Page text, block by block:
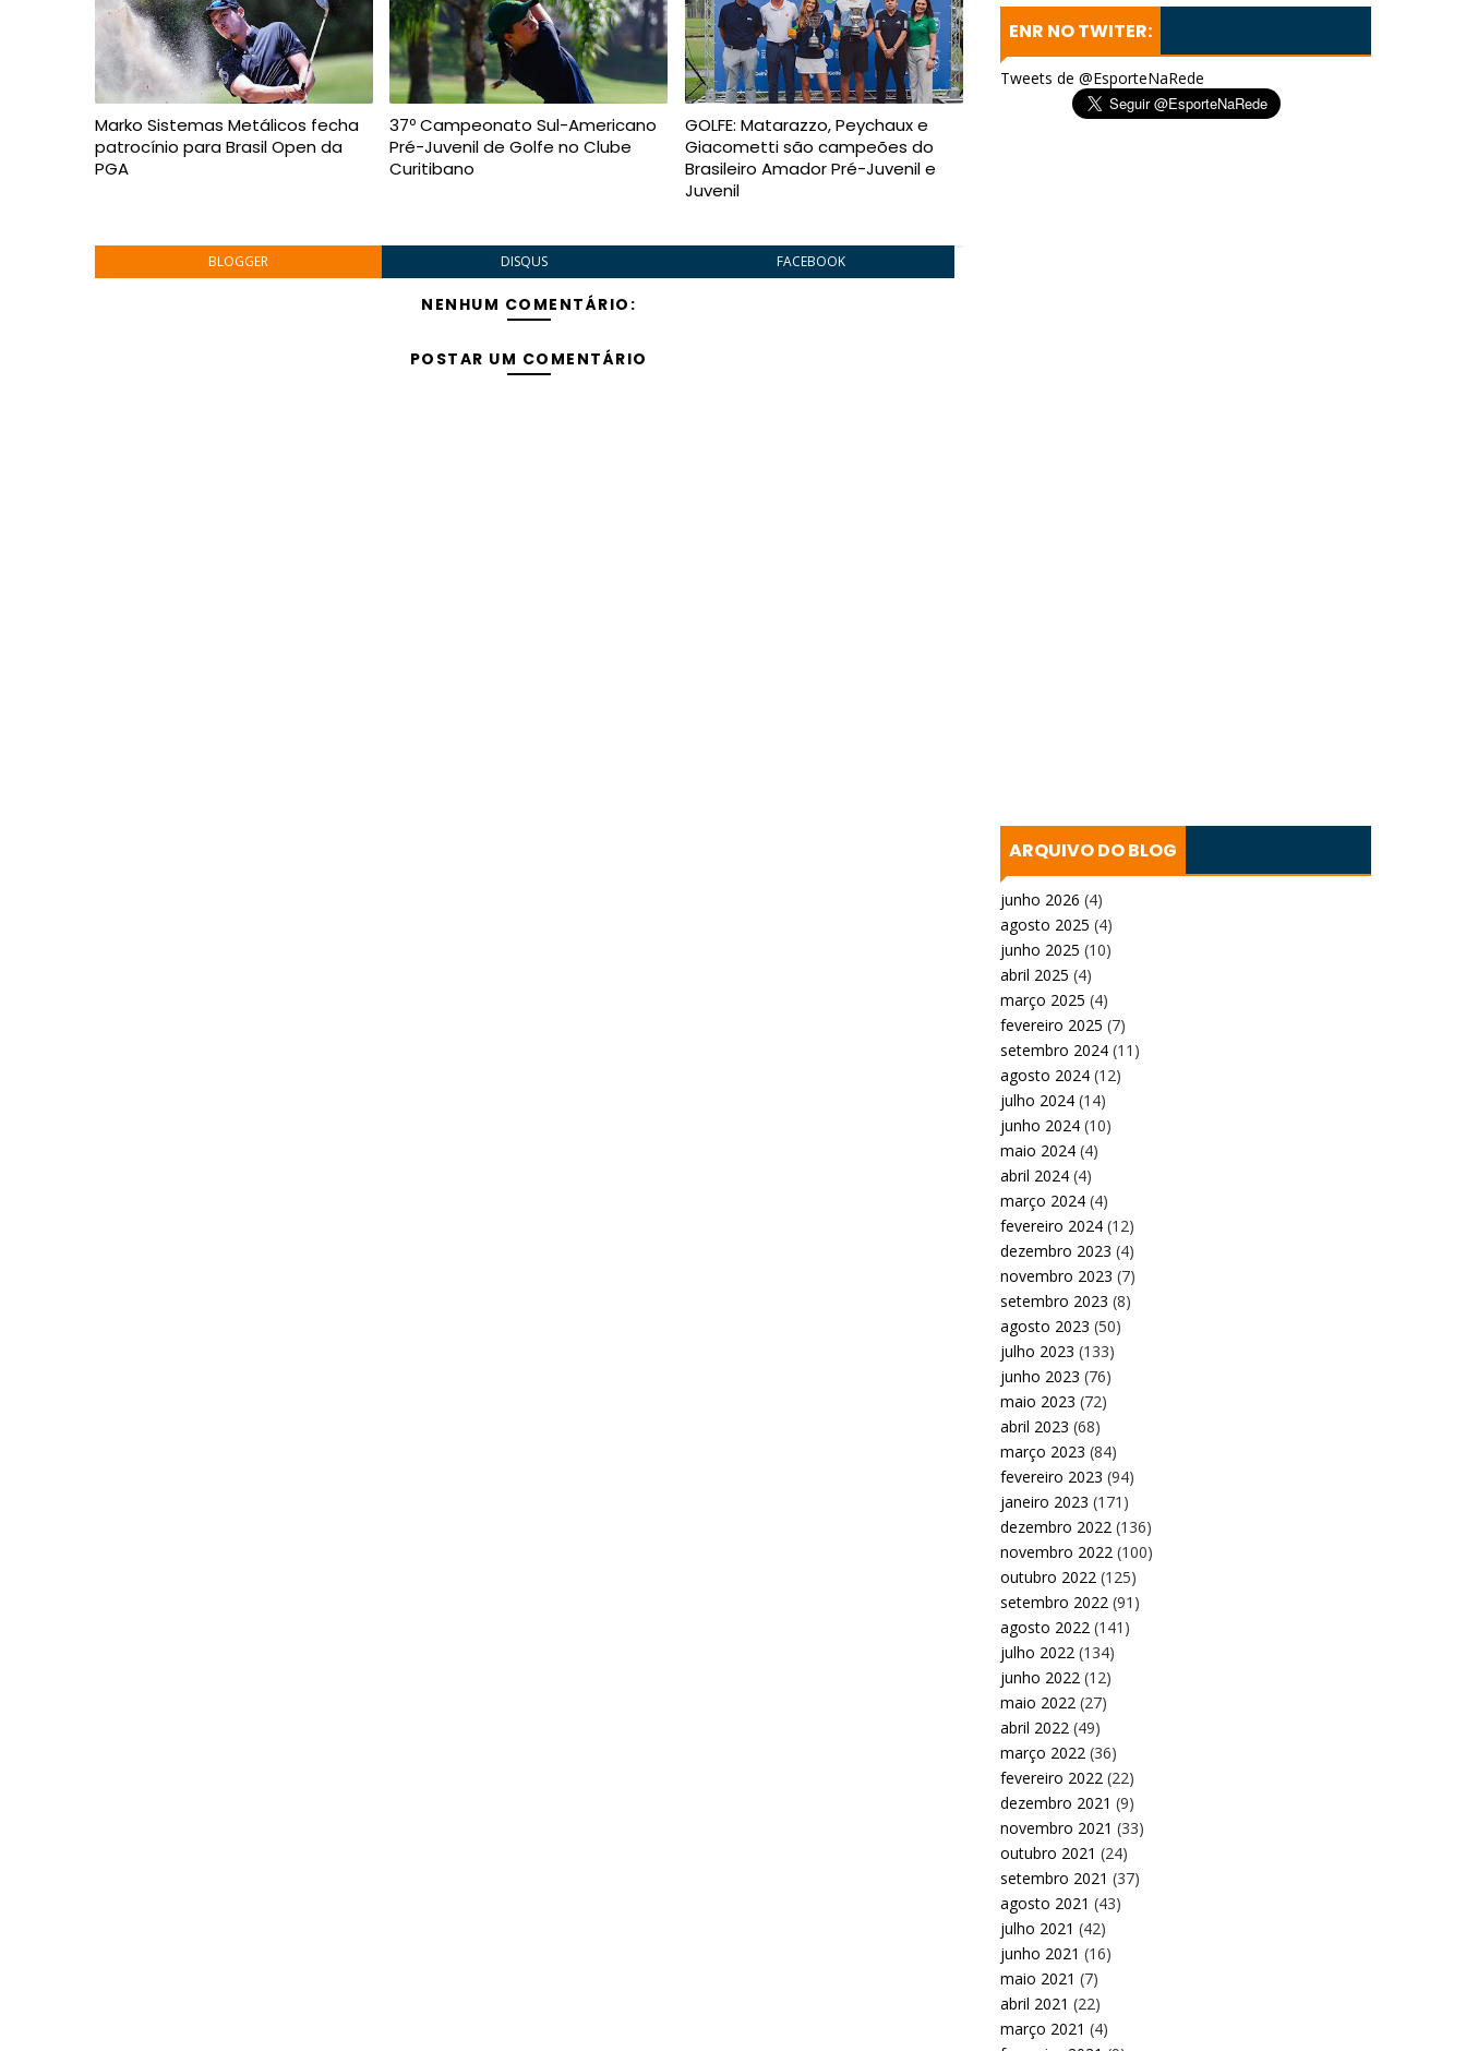
Marko Sistemas Metálicos fecha
patrocínio para Brasil Open da
PGA
37º Campeonato Sul-Americano
Pré-Juvenil de Golfe no Clube
Curitibano
GOLFE: Matarazzo, Peychaux e
Giacometti são campeões do
Brasileiro Amador Pré-Juvenil e
Juvenil
BLOGGER DISQUS FACEBOOK
NENHUM COMENTÁRIO:
POSTAR UM COMENTÁRIO
ENR NO TWITER:
Tweets de @EsporteNaRede
ARQUIVO DO BLOG
junho 2026 (4)
agosto 2025 (4)
junho 2025 (10)
abril 2025 (4)
março 2025 (4)
fevereiro 2025 (7)
setembro 2024 (11)
agosto 2024 (12)
julho 2024 (14)
junho 2024 (10)
maio 2024 (4)
abril 2024 (4)
março 2024 (4)
fevereiro 2024 (12)
dezembro 2023 (4)
novembro 2023 (7)
setembro 2023 (8)
agosto 2023 (50)
julho 2023 (133)
junho 2023 (76)
maio 2023 (72)
abril 2023 (68)
março 2023 (84)
fevereiro 2023 (94)
janeiro 2023 (171)
dezembro 2022 (136)
novembro 2022 (100)
outubro 2022 (125)
setembro 2022 (91)
agosto 2022 (141)
julho 2022 (134)
junho 2022 (12)
maio 2022 (27)
abril 2022 (49)
março 2022 (36)
fevereiro 2022 (22)
dezembro 2021 (9)
novembro 2021 (33)
outubro 2021 (24)
setembro 2021 (37)
agosto 2021 (43)
julho 2021 (42)
junho 2021 (16)
maio 2021 (7)
abril 2021 (22)
março 2021 (4)